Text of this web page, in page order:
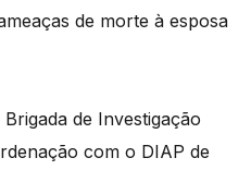
de morte à esposa
de Investigação
com o DIAP de